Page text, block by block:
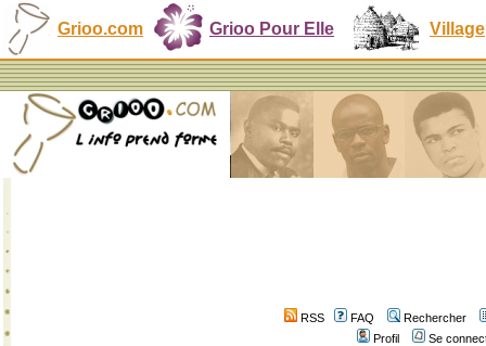
Grioo.com Grioo Pour Elle Village
RSS FAQ
Rechercher
Profil
Se